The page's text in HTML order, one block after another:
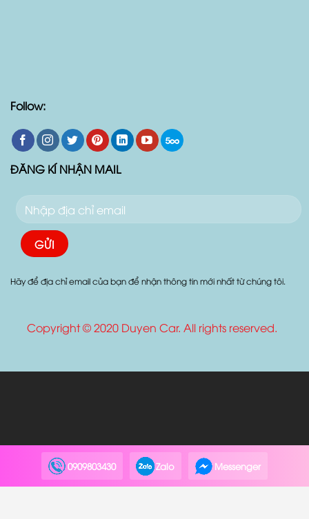
0909803430 Zalo Messenger
Follow:
ĐĂNG KÍ NHẬN MAIL
Hãy để địa chỉ email của bạn để nhận thông tin mới nhất từ chúng tôi.
Copyright © 2020 Duyen Car. All rights reserved.